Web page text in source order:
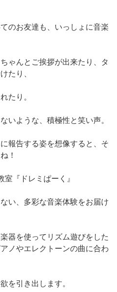
のお友達も、いっしょに音楽
ゃんとご挨拶が出来たり、タ
たり、
たり。
いような、積極性と笑い声。
報告する姿を想像すると、そ
！
『ドレミぱーく』
い、多彩な音楽体験をお届け
器を使ってリズム遊びをした
ノやエレクトーンの曲に合わ
を引き出します。